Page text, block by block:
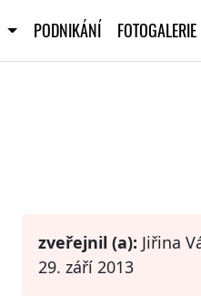
PODNIKÁNÍ FOTOGALERIE
zveřejnil (a): Jiřina
29. září 2013